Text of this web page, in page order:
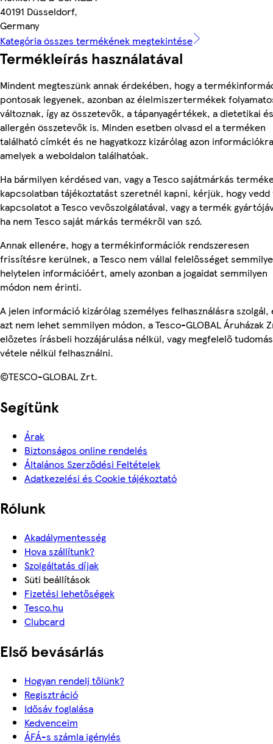
40191 Düsseldorf,
Germany
Kategória összes termékének megtekintése
Termékleírás használatával
Mindent megteszünk annak érdekében, hogy a
pontosak legyenek, azonban az élelmiszertermékek
változnak, így az összetevők, a tápanyagértékek, a dietetikai és
allergén összetevők is. Minden esetben olvasd el a terméken
található címkét és ne hagyatkozz kizárólag azon
amelyek a weboldalon találhatóak.
Ha bármilyen kérdésed van, vagy a Tesco sajátmárkás
kapcsolatban tájékoztatást szeretnél kapni, kérjük, hogy vedd
kapcsolatot a Tesco vevőszolgálatával, vagy a termék
ha nem Tesco saját márkás termékről van szó.
Annak ellenére, hogy a termékinformációk rendszeresen
frissítésre kerülnek, a Tesco nem vállal felelősséget
helytelen információért, amely azonban a jogaidat semmilyen
módon nem érinti.
A jelen információ kizárólag személyes felhasználásra szolgál,
azt nem lehet semmilyen módon, a Tesco-GLOBAL Áruházak
előzetes írásbeli hozzájárulása nélkül, vagy megfelelő
vétele nélkül felhasználni.
©TESCO-GLOBAL Zrt.
Segítünk
Árak
Biztonságos online rendelés
Általános Szerződési Feltételek
Adatkezelési és Cookie tájékoztató
Rólunk
Akadálymentesség
Hova szállítunk?
Szolgáltatás díjak
Süti beállítások
Fizetési lehetőségek
Tesco.hu
Clubcard
Első bevásárlás
Hogyan rendelj tőlünk?
Regisztráció
Idősáv foglalása
Kedvenceim
ÁFÁ-s számla igénylés